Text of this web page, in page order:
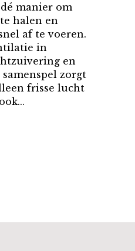
manier om
halen en
af te voeren.
in
en
zorgt
frisse lucht